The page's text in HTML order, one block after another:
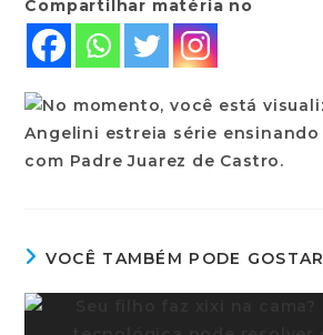
Compartilhar matéria no
VOCÊ TAMBÉM PODE GOSTAR